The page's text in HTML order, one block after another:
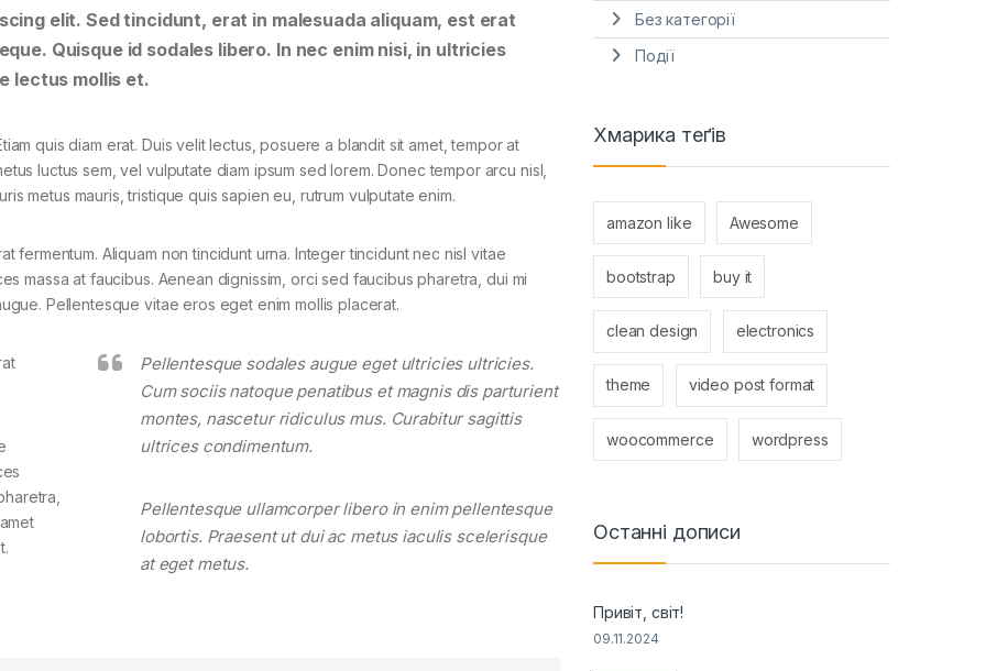
elit. Sed tincidunt, erat in malesuada aliquam, est erat
Quisque id sodales libero. In nec enim nisi, in ultricies
lectus mollis et.
quis diam erat. Duis velit lectus, posuere a blandit sit amet, tempor at
luctus sem, vel vulputate diam ipsum sed lorem. Donec tempor arcu nisl,
metus mauris, tristique quis sapien eu, rutrum vulputate enim.
fermentum. Aliquam non tincidunt urna. Integer tincidunt nec nisl vitae
massa at faucibus. Aenean dignissim, orci sed faucibus pharetra, dui mi
Pellentesque vitae eros eget enim mollis placerat.
Pellentesque sodales augue eget ultricies ultricies.
Cum sociis natoque penatibus et magnis dis parturient
montes, nascetur ridiculus mus. Curabitur sagittis
ultrices condimentum.
Pellentesque ullamcorper libero in enim pellentesque
lobortis. Praesent ut dui ac metus iaculis scelerisque
at eget metus.
Без категорії
Події
Хмарика теґів
amazon like Awesome
bootstrap buy it
clean design electronics
theme video post format
woocommerce wordpress
Останні дописи
Привіт, світ!
09.11.2024